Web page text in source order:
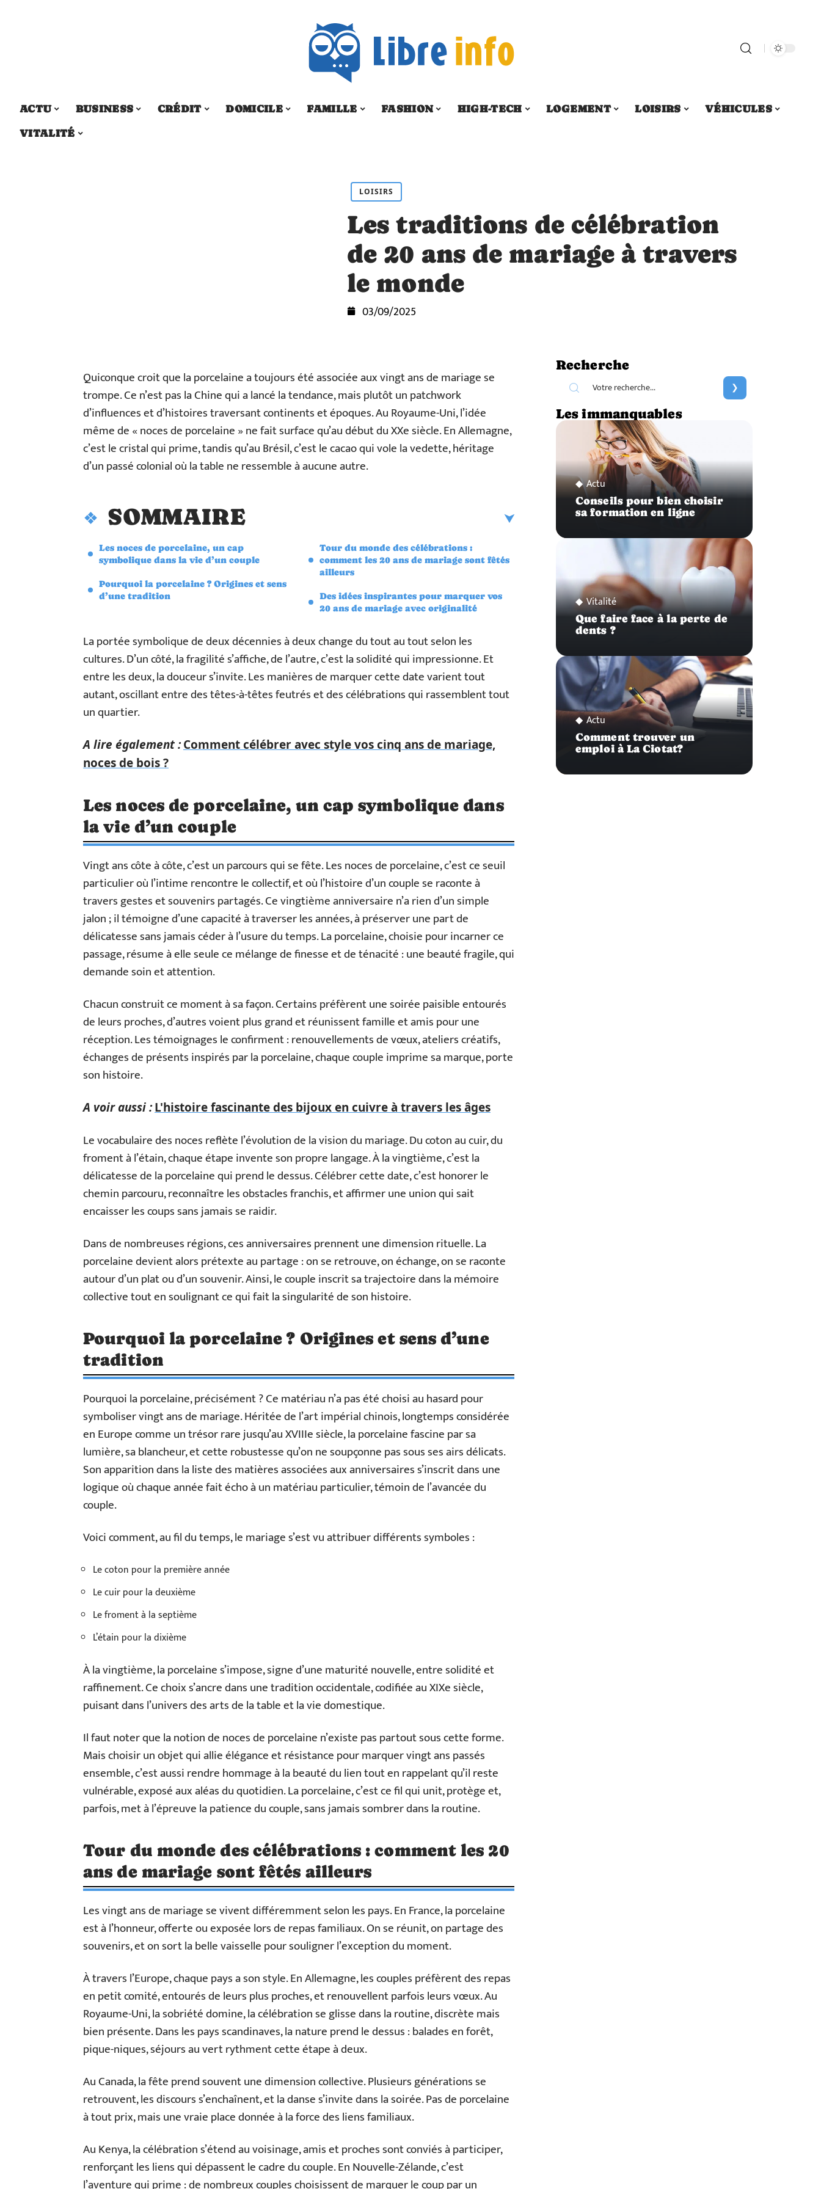
ACTU BUSINESS CRÉDIT DOMICILE FAMILLE FASHION HIGH-TECH LOGEMENT LOISIRS
VÉHICULES
VITALITÉ
LOISIRS
Les traditions de célébration
de 20 ans de mariage à travers
le monde
03/09/2025
Quiconque croit que la porcelaine a toujours été associée aux vingt ans de mariage se
trompe. Ce n’est pas la Chine qui a lancé la tendance, mais plutôt un patchwork
d’influences et d’histoires traversant continents et époques. Au Royaume-Uni, l’idée
même de « noces de porcelaine » ne fait surface qu’au début du XXe siècle. En Allemagne,
c’est le cristal qui prime, tandis qu’au Brésil, c’est le cacao qui vole la vedette, héritage
d’un passé colonial où la table ne ressemble à aucune autre.
SOMMAIRE
Les noces de porcelaine, un cap
symbolique dans la vie d’un couple
Pourquoi la porcelaine ? Origines et sens
d’une tradition
Tour du monde des célébrations :
comment les 20 ans de mariage sont fêtés
ailleurs
Des idées inspirantes pour marquer vos
20 ans de mariage avec originalité
La portée symbolique de deux décennies à deux change du tout au tout selon les
cultures. D’un côté, la fragilité s’affiche, de l’autre, c’est la solidité qui impressionne. Et
entre les deux, la douceur s’invite. Les manières de marquer cette date varient tout
autant, oscillant entre des têtes-à-têtes feutrés et des célébrations qui rassemblent tout
un quartier.
A lire également :Comment célébrer avec style vos cinq ans de mariage,
noces de bois ?
Les noces de porcelaine, un cap symbolique dans
la vie d’un couple
Vingt ans côte à côte, c’est un parcours qui se fête. Les noces de porcelaine, c’est ce seuil
particulier où l’intime rencontre le collectif, et où l’histoire d’un couple se raconte à
travers gestes et souvenirs partagés. Ce vingtième anniversaire n’a rien d’un simple
jalon ; il témoigne d’une capacité à traverser les années, à préserver une part de
délicatesse sans jamais céder à l’usure du temps. La porcelaine, choisie pour incarner ce
passage, résume à elle seule ce mélange de finesse et de ténacité : une beauté fragile, qui
demande soin et attention.
Chacun construit ce moment à sa façon. Certains préfèrent une soirée paisible entourés
de leurs proches, d’autres voient plus grand et réunissent famille et amis pour une
réception. Les témoignages le confirment : renouvellements de vœux, ateliers créatifs,
échanges de présents inspirés par la porcelaine, chaque couple imprime sa marque, porte
son histoire.
A voir aussi :L'histoire fascinante des bijoux en cuivre à travers les âges
Le vocabulaire des noces reflète l’évolution de la vision du mariage. Du coton au cuir, du
froment à l’étain, chaque étape invente son propre langage. À la vingtième, c’est la
délicatesse de la porcelaine qui prend le dessus. Célébrer cette date, c’est honorer le
chemin parcouru, reconnaître les obstacles franchis, et affirmer une union qui sait
encaisser les coups sans jamais se raidir.
Dans de nombreuses régions, ces anniversaires prennent une dimension rituelle. La
porcelaine devient alors prétexte au partage : on se retrouve, on échange, on se raconte
autour d’un plat ou d’un souvenir. Ainsi, le couple inscrit sa trajectoire dans la mémoire
collective tout en soulignant ce qui fait la singularité de son histoire.
Pourquoi la porcelaine ? Origines et sens d’une
tradition
Pourquoi la porcelaine, précisément ? Ce matériau n’a pas été choisi au hasard pour
symboliser vingt ans de mariage. Héritée de l’art impérial chinois, longtemps considérée
en Europe comme un trésor rare jusqu’au XVIIIe siècle, la porcelaine fascine par sa
lumière, sa blancheur, et cette robustesse qu’on ne soupçonne pas sous ses airs délicats.
Son apparition dans la liste des matières associées aux anniversaires s’inscrit dans une
logique où chaque année fait écho à un matériau particulier, témoin de l’avancée du
couple.
Voici comment, au fil du temps, le mariage s’est vu attribuer différents symboles :
Le coton pour la première année
Le cuir pour la deuxième
Le froment à la septième
L’étain pour la dixième
À la vingtième, la porcelaine s’impose, signe d’une maturité nouvelle, entre solidité et
raffinement. Ce choix s’ancre dans une tradition occidentale, codifiée au XIXe siècle,
puisant dans l’univers des arts de la table et la vie domestique.
Il faut noter que la notion de noces de porcelaine n’existe pas partout sous cette forme.
Mais choisir un objet qui allie élégance et résistance pour marquer vingt ans passés
ensemble, c’est aussi rendre hommage à la beauté du lien tout en rappelant qu’il reste
vulnérable, exposé aux aléas du quotidien. La porcelaine, c’est ce fil qui unit, protège et,
parfois, met à l’épreuve la patience du couple, sans jamais sombrer dans la routine.
Tour du monde des célébrations : comment les 20
ans de mariage sont fêtés ailleurs
Les vingt ans de mariage se vivent différemment selon les pays. En France, la porcelaine
est à l’honneur, offerte ou exposée lors de repas familiaux. On se réunit, on partage des
souvenirs, et on sort la belle vaisselle pour souligner l’exception du moment.
À travers l’Europe, chaque pays a son style. En Allemagne, les couples préfèrent des repas
en petit comité, entourés de leurs plus proches, et renouvellent parfois leurs vœux. Au
Royaume-Uni, la sobriété domine, la célébration se glisse dans la routine, discrète mais
bien présente. Dans les pays scandinaves, la nature prend le dessus : balades en forêt,
pique-niques, séjours au vert rythment cette étape à deux.
Au Canada, la fête prend souvent une dimension collective. Plusieurs générations se
retrouvent, les discours s’enchaînent, et la danse s’invite dans la soirée. Pas de porcelaine
à tout prix, mais une vraie place donnée à la force des liens familiaux.
Au Kenya, la célébration s’étend au voisinage, amis et proches sont conviés à participer,
renforçant les liens qui dépassent le cadre du couple. En Nouvelle-Zélande, c’est
l’aventure qui prime : de nombreux couples choisissent de marquer le coup par un
Recherche
Les immanquables
Actu
Conseils pour bien choisir
sa formation en ligne
Vitalité
Que faire face à la perte de
dents ?
Actu
Comment trouver un
emploi à La Ciotat?